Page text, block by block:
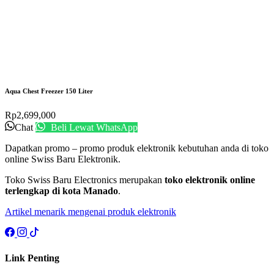
Aqua Chest Freezer 150 Liter
Rp2,699,000
Chat
Beli Lewat WhatsApp
Dapatkan promo – promo produk elektronik kebutuhan anda di toko
online Swiss Baru Elektronik.
Toko Swiss Baru Electronics merupakan toko elektronik online
terlengkap di kota Manado.
Artikel menarik mengenai produk elektronik
Link Penting